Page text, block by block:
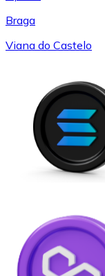
Braga
Viana do Castelo